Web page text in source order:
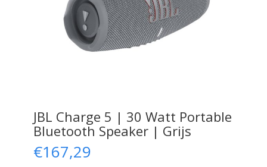
JBL Charge 5 | 30 Watt Portable
Bluetooth Speaker | Grijs
€167,29